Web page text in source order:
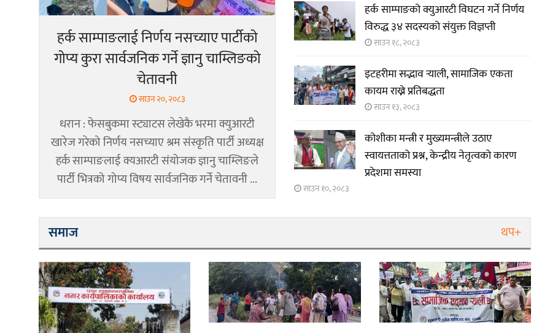
हर्क साम्पाङलाई निर्णय नसच्याए पार्टीको
गोप्य कुरा सार्वजनिक गर्ने ज्ञानु चाम्लिङको
चेतावनी
साउन २०, २०८३
धरान : फेसबुकमा स्ट्याटस लेखेकै भरमा क्युआरटी
खारेज गरेको निर्णय नसच्याए श्रम संस्कृति पार्टी अध्यक्ष
हर्क साम्पाङलाई क्यआरटी संयोजक ज्ञानु चाम्लिङले
पार्टी भित्रको गोप्य विषय सार्वजनिक गर्ने चेतावनी ...
हर्क साम्पाङको क्युआरटी विघटन गर्ने निर्णय
विरुद्ध ३४ सदस्यको संयुक्त विज्ञप्ती
साउन १८, २०८३
इटहरीमा सद्भाव र्‍याली, सामाजिक एकता
कायम राख्ने प्रतिबद्धता
साउन १३, २०८३
कोशीका मन्त्री र मुख्यमन्त्रीले उठाए
स्वायत्तताको प्रश्न, केन्द्रीय नेतृत्वको कारण
प्रदेशमा समस्या
साउन १०, २०८३
समाज थप+